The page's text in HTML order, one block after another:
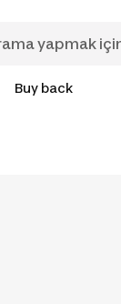
Buy back